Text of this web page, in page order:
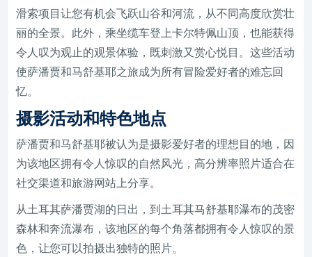
滑索项目让您有机会飞跃山谷和河流，从不同高度欣赏壮
丽的全景。此外，乘坐缆车登上卡尔特佩山顶，也能获得
令人叹为观止的观景体验，既刺激又赏心悦目。这些活动
使萨潘贾和马舒基耶之旅成为所有冒险爱好者的难忘回
忆。
摄影活动和特色地点
萨潘贾和马舒基耶被认为是摄影爱好者的理想目的地，因
为该地区拥有令人惊叹的自然风光，高分辨率照片适合在
社交渠道和旅游网站上分享。
从土耳其萨潘贾湖的日出，到土耳其马舒基耶瀑布的茂密
森林和奔流瀑布，该地区的每个角落都拥有令人惊叹的景
色，让您可以拍摄出独特的照片。